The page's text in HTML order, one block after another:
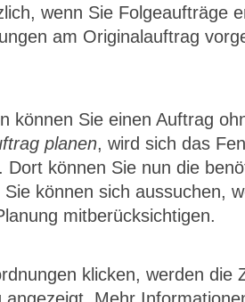
wenn Sie Folgeaufträge
am Originalauftrag
können Sie einen Auftrag
planen, wird sich das
Dort können Sie nun die
können sich aussuchen,
mitberücksichtigen.
klicken, werden die